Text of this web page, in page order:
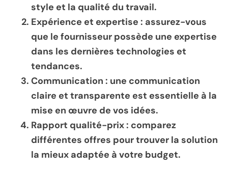
style et la qualité du travail.
Expérience et expertise : assurez-vous
que le fournisseur possède une expertise
dans les dernières technologies et
tendances.
Communication : une communication
claire et transparente est essentielle à la
mise en œuvre de vos idées.
Rapport qualité-prix: comparez
différentes offres pour trouver la solution
la mieux adaptée à votre budget.